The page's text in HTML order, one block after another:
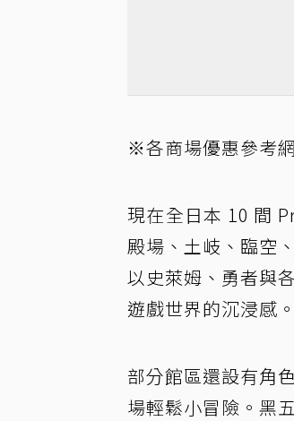
※各商場優惠參考
現在全日本 10 間
殿場、土岐、臨空
以史萊姆、勇者與
遊戲世界的沉浸感。
部分館區還設有角
場輕鬆小冒險。黑